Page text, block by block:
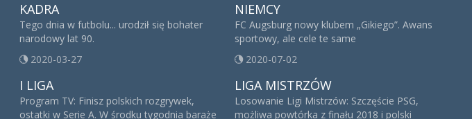
KADRA
Tego dnia w futbolu... urodził się bohater
narodowy lat 90.
2020-03-27
I LIGA
Program TV: Finisz polskich rozgrywek,
ostatki w Serie A. W środku tygodnia baraże
NIEMCY
FC Augsburg nowy klubem „Gikiego”. Awans
sportowy, ale cele te same
2020-07-02
LIGA MISTRZÓW
Losowanie Ligi Mistrzów: Szczęście PSG,
możliwa powtórka z finału 2018 i polski